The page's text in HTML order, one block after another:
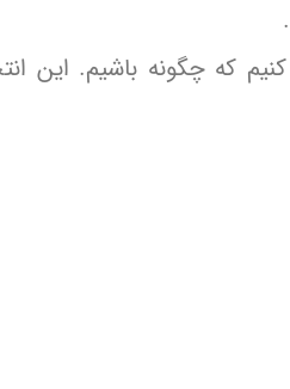
کنیم که چگونه باشیم. این